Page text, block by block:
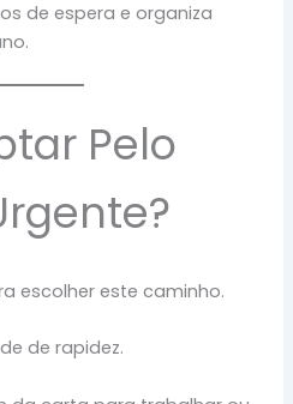
de espera e organiza
Pelo
escolher este caminho.
de rapidez.